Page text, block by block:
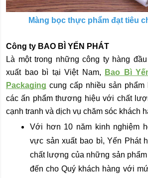
Màng bọc thực phẩm đạt tiêu
Công ty BAO BÌ YẾN PHÁT
Là một trong những công ty hàng
xuất bao bì tại Việt Nam,
Bao Bì
Packaging cung cấp nhiều sản
các ấn phẩm thương hiệu với chất
cạnh tranh và dịch vụ chăm sóc khách
Với hơn 10 năm kinh nghiệm
vực sản xuất bao bì, Yến Phát
chất lượng của những sản
đến cho Quý khách hàng với